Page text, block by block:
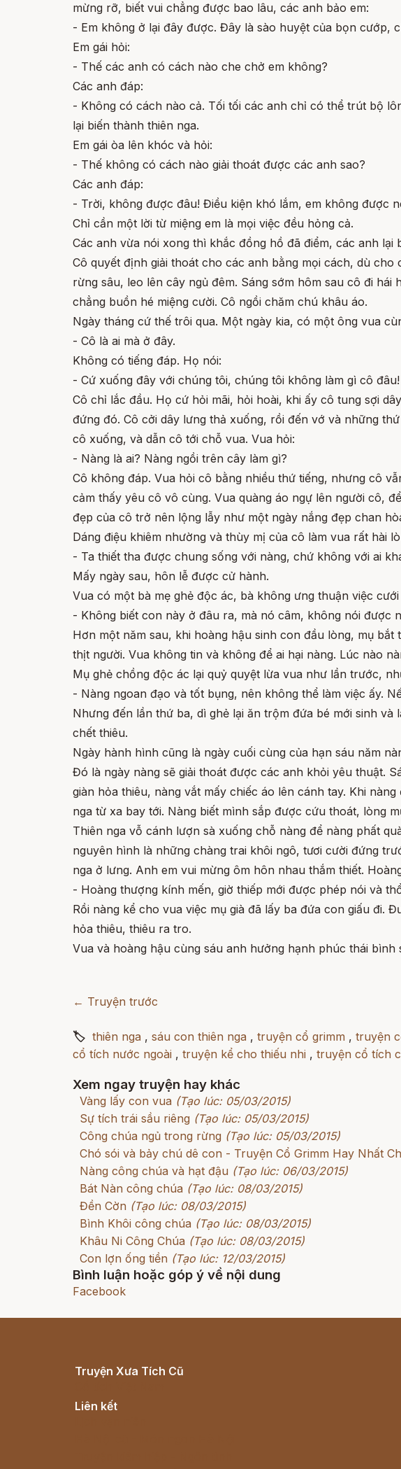
mừng rỡ, biết vui chẳng được bao lâu, các anh bảo em:
- Em không ở lại đây được. Đây là sào huyệt của bọn cướp,
Em gái hỏi:
- Thế các anh có cách nào che chở em không?
Các anh đáp:
- Không có cách nào cả. Tối tối các anh chỉ có thể trút bộ
lại biến thành thiên nga.
Em gái òa lên khóc và hỏi:
- Thế không có cách nào giải thoát được các anh sao?
Các anh đáp:
- Trời, không được đâu! Điều kiện khó lắm, em không được
Chỉ cần một lời từ miệng em là mọi việc đều hỏng cả.
Các anh vừa nói xong thì khắc đồng hồ đã điểm, các anh lại
Cô quyết định giải thoát cho các anh bằng mọi cách, dù
rừng sâu, leo lên cây ngủ đêm. Sáng sớm hôm sau cô đi
chẳng buồn hé miệng cười. Cô ngồi chăm chú khâu áo.
Ngày tháng cứ thế trôi qua. Một ngày kia, có một ông vua
- Cô là ai mà ở đây.
Không có tiếng đáp. Họ nói:
- Cứ xuống đây với chúng tôi, chúng tôi không làm gì cô đâu!
Cô chỉ lắc đầu. Họ cứ hỏi mãi, hỏi hoài, khi ấy cô tung sợi
đứng đó. Cô cởi dây lưng thả xuống, rồi đến vớ và những
cô xuống, và dẫn cô tới chỗ vua. Vua hỏi:
- Nàng là ai? Nàng ngồi trên cây làm gì?
Cô không đáp. Vua hỏi cô bằng nhiều thứ tiếng, nhưng cô
cảm thấy yêu cô vô cùng. Vua quàng áo ngự lên người cô,
đẹp của cô trở nên lộng lẫy như một ngày nắng đẹp chan
Dáng điệu khiêm nhường và thùy mị của cô làm vua rất hài
- Ta thiết tha được chung sống với nàng, chứ không với ai
Mấy ngày sau, hôn lễ được cử hành.
Vua có một bà mẹ ghẻ độc ác, bà không ưng thuận việc
- Không biết con này ở đâu ra, mà nó câm, không nói được
Hơn một năm sau, khi hoàng hậu sinh con đầu lòng, mụ
thịt người. Vua không tin và không để ai hại nàng. Lúc nào
Mụ ghẻ chồng độc ác lại quỷ quyệt lừa vua như lần trước,
- Nàng ngoan đạo và tốt bụng, nên không thể làm việc ấy.
Nhưng đến lần thứ ba, dì ghẻ lại ăn trộm đứa bé mới sinh
chết thiêu.
Ngày hành hình cũng là ngày cuối cùng của hạn sáu năm
Đó là ngày nàng sẽ giải thoát được các anh khỏi yêu thuật.
giàn hỏa thiêu, nàng vắt mấy chiếc áo lên cánh tay. Khi
nga từ xa bay tới. Nàng biết mình sắp được cứu thoát, lòng
Thiên nga vỗ cánh lượn sà xuống chỗ nàng để nàng phất
nguyên hình là những chàng trai khôi ngô, tươi cười đứng
nga ở lưng. Anh em vui mừng ôm hôn nhau thắm thiết.
- Hoàng thượng kính mến, giờ thiếp mới được phép nói và
Rồi nàng kể cho vua việc mụ già đã lấy ba đứa con giấu đi.
hỏa thiêu, thiêu ra tro.
Vua và hoàng hậu cùng sáu anh hưởng hạnh phúc thái bình
← Truyện trước
🏷 thiên nga , sáu con thiên nga , truyện cổ grimm , truyện
cổ tích nước ngoài , truyện kể cho thiếu nhi , truyện cổ tích
Xem ngay truyện hay khác
Vàng lấy con vua (Tạo lúc: 05/03/2015)
Sự tích trái sầu riêng (Tạo lúc: 05/03/2015)
Công chúa ngủ trong rừng (Tạo lúc: 05/03/2015)
Chó sói và bảy chú dê con - Truyện Cổ Grimm Hay Nhất
Nàng công chúa và hạt đậu (Tạo lúc: 06/03/2015)
Bát Nàn công chúa (Tạo lúc: 08/03/2015)
Đền Cờn (Tạo lúc: 08/03/2015)
Bình Khôi công chúa (Tạo lúc: 08/03/2015)
Khâu Ni Công Chúa (Tạo lúc: 08/03/2015)
Con lợn ống tiền (Tạo lúc: 12/03/2015)
Bình luận hoặc góp ý về nội dung
Facebook
Truyện Xưa Tích Cũ
Liên kết